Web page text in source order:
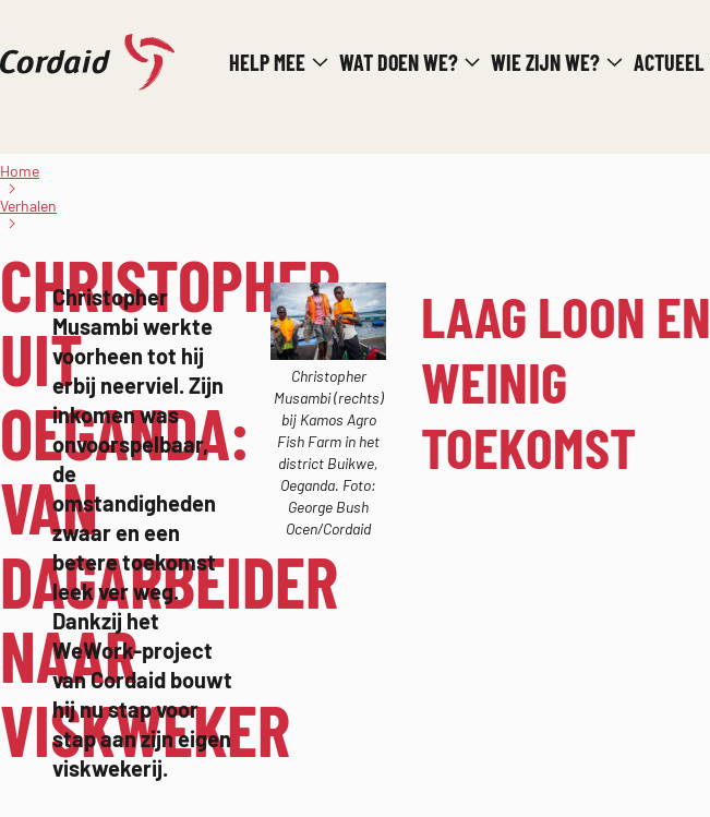
naar
HELP MEE WAT DOEN WE? WIE ZIJN WE? ACTUEEL
Home
Verhalen
Oeganda:
van
dagarbeider
viskweker
CHRISTOPHER
UIT
OEGANDA:
VAN
DAGARBEIDER
NAAR
VISKWEKER
Christopher
Musambi werkte
voorheen tot hij
erbij neerviel. Zijn
inkomen was
onvoorspelbaar,
de
omstandigheden
zwaar en een
betere toekomst
leek ver weg.
Dankzij het
WeWork-project
van Cordaid bouwt
hij nu stap voor
stap aan zijn eigen
viskwekerij.
Christopher
Musambi (rechts)
bij Kamos Agro
Fish Farm in het
district Buikwe,
Oeganda. Foto:
George Bush
Ocen/Cordaid
LAAG LOON EN
WEINIG
TOEKOMST